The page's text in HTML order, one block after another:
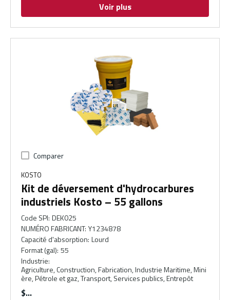
Voir plus
Comparer
KOSTO
Kit de déversement d'hydrocarbures
industriels Kosto – 55 gallons
Code SPI: DEK025
NUMÉRO FABRICANT: Y1234878
Capacité d'absorption: Lourd
Format (gal): 55
Industrie:
Agriculture, Construction, Fabrication, Industrie Maritime, Mini
ère, Pétrole et gaz, Transport, Services publics, Entrepôt
$